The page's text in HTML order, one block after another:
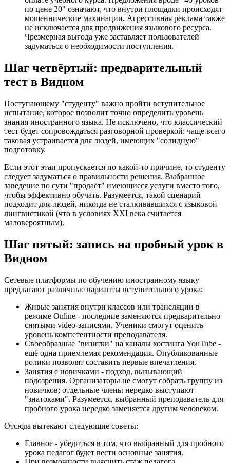
по цене 20" означают, что внутри площадки происходят
мошеннические махинации. Агрессивная реклама также
не исключается для продвижения языкового ресурса.
Чрезмерная выгода уже заставляет пользователей
задуматься о необходимости поступления.
Шаг четвёртый: предварительный
тест в Видном
Поступающему "студенту" важно пройти вступительное
испытание, которое позволит точно определить уровень
знания иностранного языка. Не исключено, что классический
тест будет сопровождаться разговорной проверкой: чаще всего
таковая устраивается для людей, имеющих "солидную"
подготовку.
Если этот этап пропускается по какой-то причине, то студенту
следует задуматься о правильности решения. Выбранное
заведение по сути "продаёт" имеющиеся услуги вместо того,
чтобы эффективно обучать. Разумеется, такой сценарий
подходит для людей, никогда не сталкивавшихся с языковой
лингвистикой (что в условиях XXI века считается
маловероятным).
Шаг пятый: запись на пробный урок в
Видном
Сетевые платформы по обучению иностранному языку
предлагают различные варианты вступительного урока:
Живые занятия внутри классов или трансляции в
режиме Online - последние заменяются предварительно
снятыми video-записями. Ученики смогут оценить
уровень компетентности преподавателя.
Своеобразные "визитки" на каналы хостинга YouTube -
ещё одна приемлемая рекомендация. Опубликованные
ролики позволят составить первые впечатления.
Занятия с новичками - подход, вызывающий
подозрения. Организаторы не смогут собрать группу из
новичков; отдельные члены нередко выступают
"знатоками". Разумеется, выбранный преподаватель для
пробного урока нередко заменяется другим человеком.
Отсюда вытекают следующие советы:
Главное - убедиться в том, что выбранный для пробного
урока педагог будет вести основные занятия.